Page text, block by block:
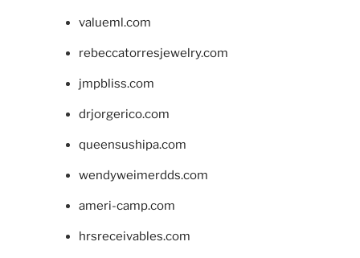
valueml.com
rebeccatorresjewelry.com
jmpbliss.com
drjorgerico.com
queensushipa.com
wendyweimerdds.com
ameri-camp.com
hrsreceivables.com